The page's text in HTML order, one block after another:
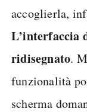
accoglierla,
L’interfaccia
ridisegnato.
funzionalità
scherma